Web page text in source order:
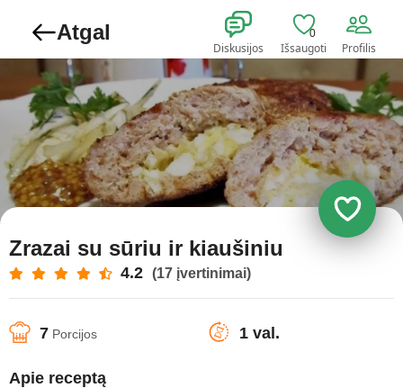
Atgal
Diskusijos
0
Išsaugoti Profilis
Zrazai su sūriu ir kiaušiniu
4.2 (17 įvertinimai)
7 Porcijos 1 val.
Apie receptą